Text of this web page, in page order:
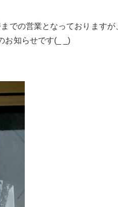
での営業となっておりますが、
お知らせです(_ _)